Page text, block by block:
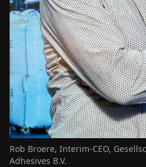
Rob Broere, Interim-CEO,
Adhesives B.V.